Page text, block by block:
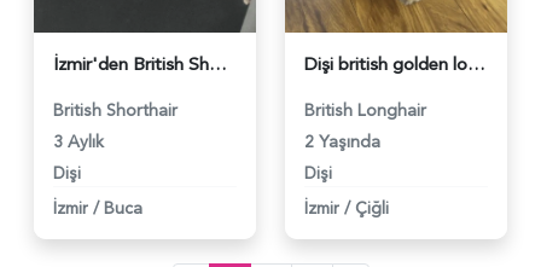
İzmir'den British Shorthair 3 Aylık - 4715
British Shorthair
3 Aylık
Dişi
İzmir / Buca
Dişi british golden longhair kedim için eş arıyorum - 4604
British Longhair
2 Yaşında
Dişi
İzmir / Çiğli